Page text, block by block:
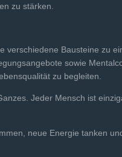
zu stärken.
verschiedene Bausteine zu
sowie
zu begleiten.
Jeder Mensch ist
neue Energie tanken